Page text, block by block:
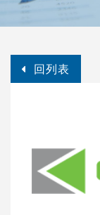
回列表